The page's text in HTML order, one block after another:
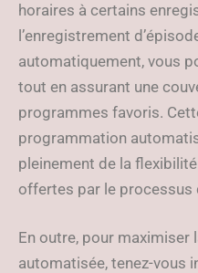
horaires à certains
l’enregistrement
automatiquement, vous
tout en assurant une
programmes favoris.
programmation
pleinement de la
offertes par le processus
En outre, pour
automatisée, tenez-vous